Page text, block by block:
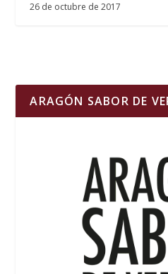
26 de octubre de 2017
ARAGÓN SABOR DE